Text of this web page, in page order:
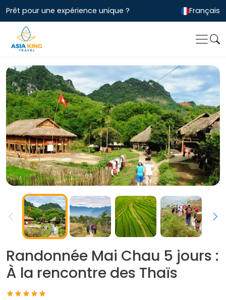
Prêt pour une expérience unique ? Français
Randonnée Mai Chau 5 jours :
À la rencontre des Thaïs